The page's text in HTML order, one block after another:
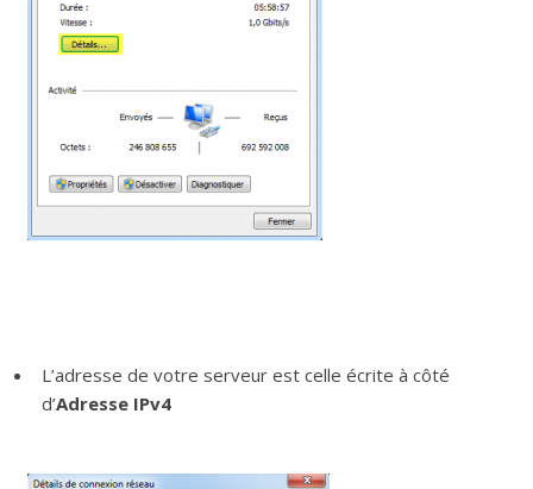
L’adresse de votre serveur est celle écrite à côté
d’Adresse IPv4